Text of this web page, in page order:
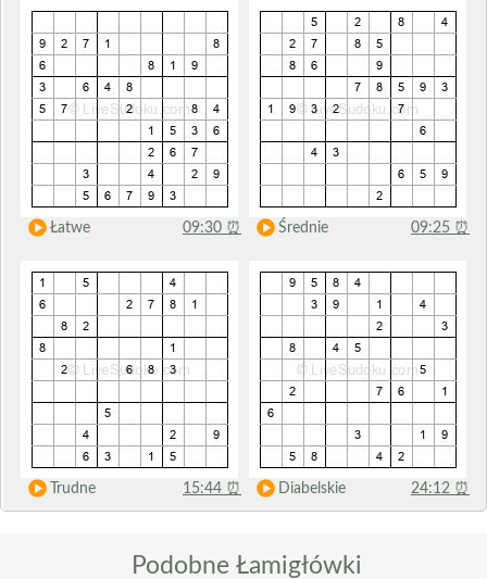
Łatwe 09:30 ⏰ Średnie 09:25 ⏰
Trudne 15:44 ⏰ Diabelskie 24:12 ⏰
Podobne Łamigłówki